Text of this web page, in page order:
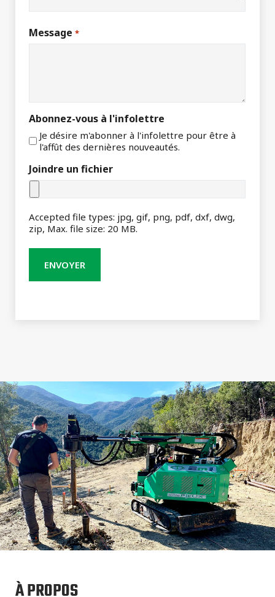
Message *
Abonnez-vous à l'infolettre
Je désire m'abonner à l'infolettre pour être à
l'affût des dernières nouveautés.
Joindre un fichier
Accepted file types: jpg, gif, png, pdf, dxf, dwg,
zip, Max. file size: 20 MB.
À PROPOS